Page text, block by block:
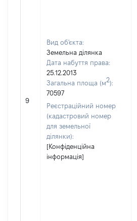
9
Вид об'єкта:
Земельна ділянка
Дата набуття права:
25.12.2013
Загальна площа (м2):
70597
Реєстраційний номер
(кадастровий номер
для земельної
ділянки):
[Конфіденційна
інформація]